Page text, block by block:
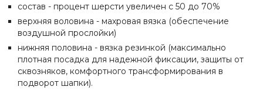
состав - процент шерсти увеличен с 50 до 70%
верхняя воловина - махровая вязка (обеспечение
воздушной прослойки)
нижняя половина - вязка резинкой (максимально
плотная посадка для надежной фиксации, защиты от
сквозняков, комфортного трансформирования в
подворот шапки).